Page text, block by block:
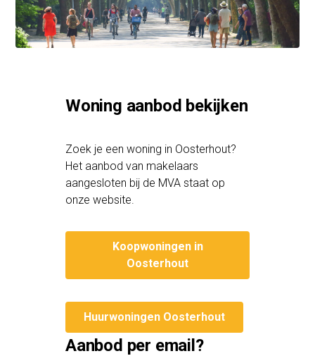
Woning aanbod bekijken
Zoek je een woning in Oosterhout?
Het aanbod van makelaars
aangesloten bij de MVA staat op
onze website.
Koopwoningen in
Oosterhout
Huurwoningen Oosterhout
Aanbod per email?